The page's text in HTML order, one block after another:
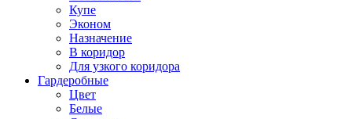
Купе
Эконом
Назначение
В коридор
Для узкого коридора
Гардеробные
Цвет
Белые